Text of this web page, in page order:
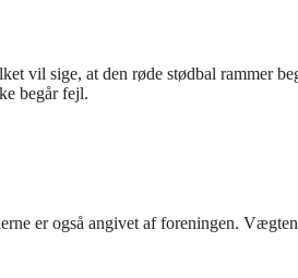
vil sige, at den røde stødbal rammer
begår fejl.
er også angivet af foreningen.